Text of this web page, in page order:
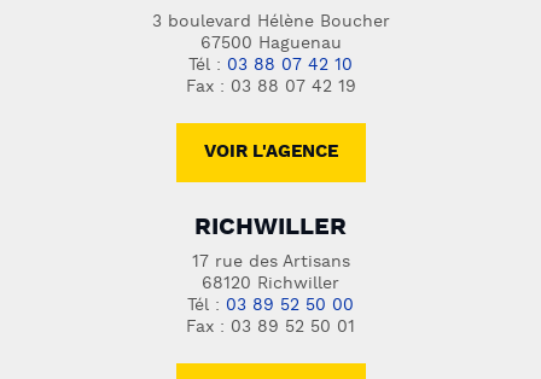
3 boulevard Hélène Boucher
67500 Haguenau
Tél : 03 88 07 42 10
Fax : 03 88 07 42 19
VOIR L'AGENCE
RICHWILLER
17 rue des Artisans
68120 Richwiller
Tél : 03 89 52 50 00
Fax : 03 89 52 50 01